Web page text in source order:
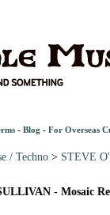
- Blog - For Overseas
/ Techno > STEVE
- Mosaic